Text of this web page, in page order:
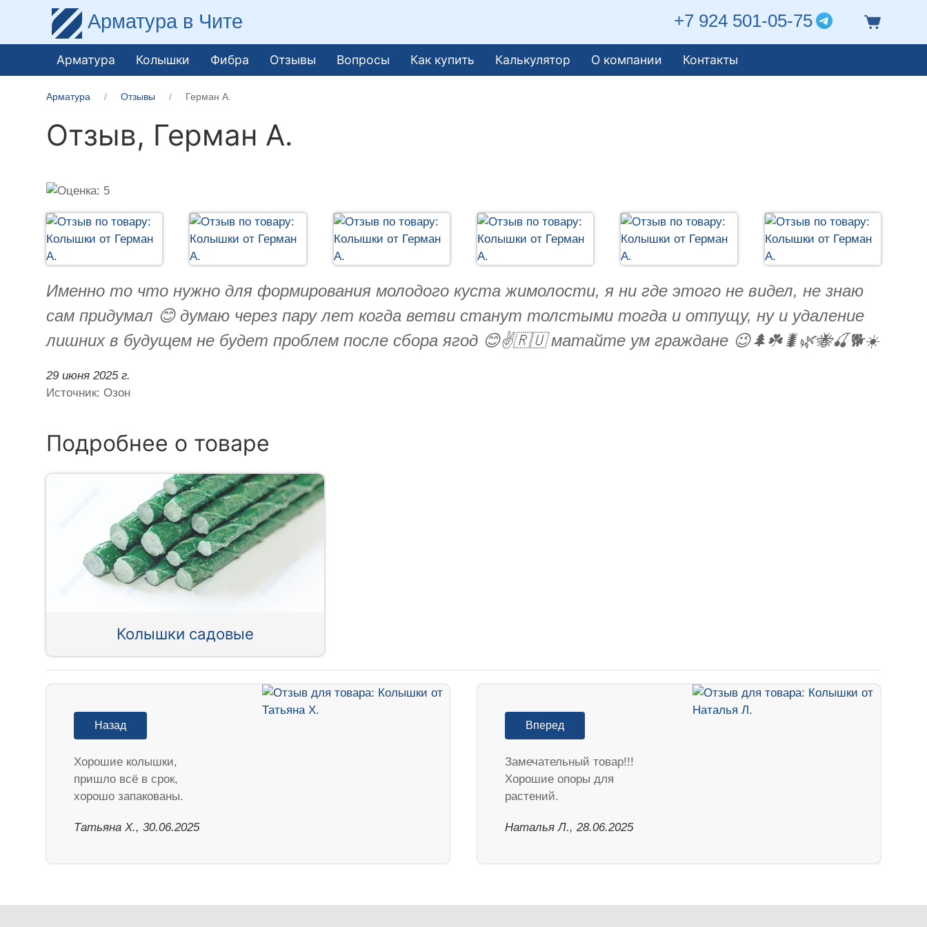
Арматура в Чите +7 924 501-05-75
Арматура Колышки Фибра Отзывы Вопросы Как купить Калькулятор О компании Контакты
Арматура Отзывы Герман А.
Отзыв, Герман А.
Именно то что нужно для формирования молодого куста жимолости, я ни где этого не видел, не знаю
сам придумал 😊 думаю через пару лет когда ветви станут толстыми тогда и отпущу, ну и удаление
лишних в будущем не будет проблем после сбора ягод 😊✌️🇷🇺 матайте ум граждане 😉🌲☘️🐛🌿🐝🍒🐕☀️
29 июня 2025 г.
Источник: Озон
Подробнее о товаре
Колышки садовые
Назад
Хорошие колышки,
пришло всё в срок,
хорошо запакованы.
Татьяна Х., 30.06.2025
Вперед
Замечательный товар!!!
Хорошие опоры для
растений.
Наталья Л., 28.06.2025